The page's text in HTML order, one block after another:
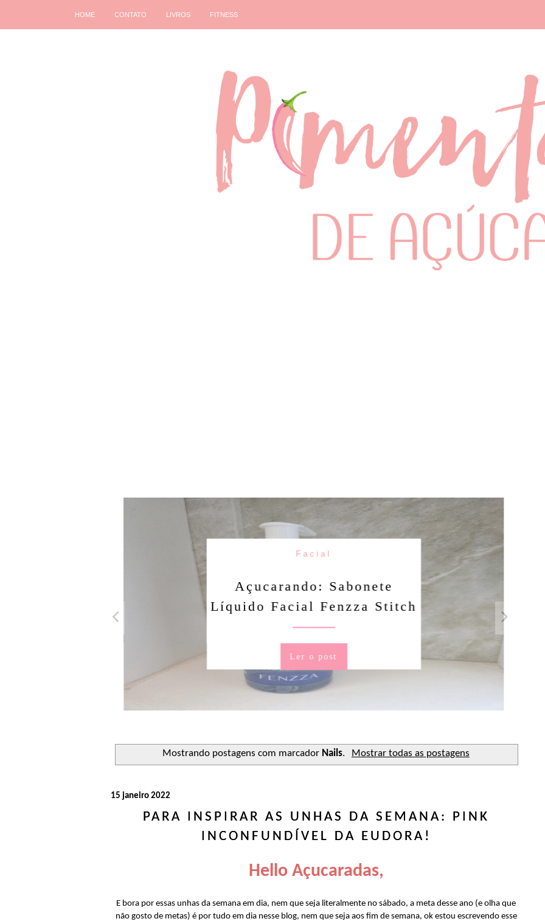
HOME CONTATO LIVROS FITNESS
Facial
Açucarando: Sabonete
Líquido Facial Fenzza Stitch
Ler o post
Mostrando postagens com marcador Nails. Mostrar todas as postagens
15 janeiro 2022
PARA INSPIRAR AS UNHAS DA SEMANA: PINK
INCONFUNDÍVEL DA EUDORA!
Hello Açucaradas,
E bora por essas unhas da semana em dia, nem que seja literalmente no sábado, a meta desse ano (e olha que
não gosto de metas) é por tudo em dia nesse blog, nem que seja aos fim de semana, ok estou escrevendo esse